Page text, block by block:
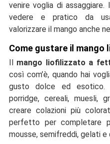
venire voglia di
vedere e pratico da
valorizzare il mango anche
Come gustare il
mango liofilizzato a
così com’è, quando hai
gusto dolce ed esotico.
porridge, cereali, muesli,
creare colazioni più
perfetto per completare
mousse, semifreddi, gelati